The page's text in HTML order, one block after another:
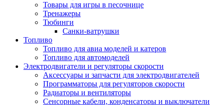
Товары для игры в песочнице
Тренажеры
Тюбинги
Санки-ватрушки
Топливо
Топливо для авиа моделей и катеров
Топливо для автомоделей
Электродвигатели и регуляторы скорости
Аксессуары и запчасти для электродвигателей
Программаторы для регуляторов скорости
Радиаторы и вентиляторы
Сенсорные кабели, конденсаторы и выключатели